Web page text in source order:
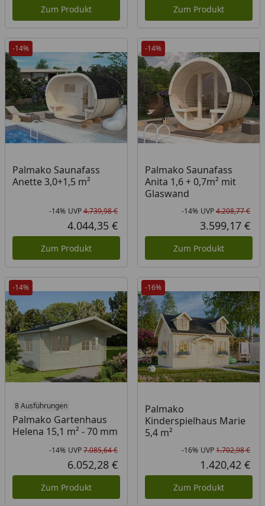
Zum Produkt Zum Produkt
-14%
Palmako Saunafass
Anette 3,0+1,5 m²
Rabatt in Prozent
-14%
Ursprünglicher Preis
UVP4.739,98 €
Aktueller Preis
4.044,35 €
Zum Produkt
-14%
Palmako Saunafass
Anita 1,6 + 0,7m² mit
Glaswand
-14% UVP4.208,77 €
3.599,17 €
Zum Produkt
-14%
8 Ausführungen
Palmako Gartenhaus
Helena 15,1 m² - 70 mm
Rabatt in Prozent
-14%
Ursprünglicher Preis
UVP7.085,64 €
Aktueller Preis
6.052,28 €
Zum Produkt
-16%
Palmako
Kinderspielhaus Marie
5,4 m²
-16% UVP1.702,98 €
1.420,42 €
Zum Produkt